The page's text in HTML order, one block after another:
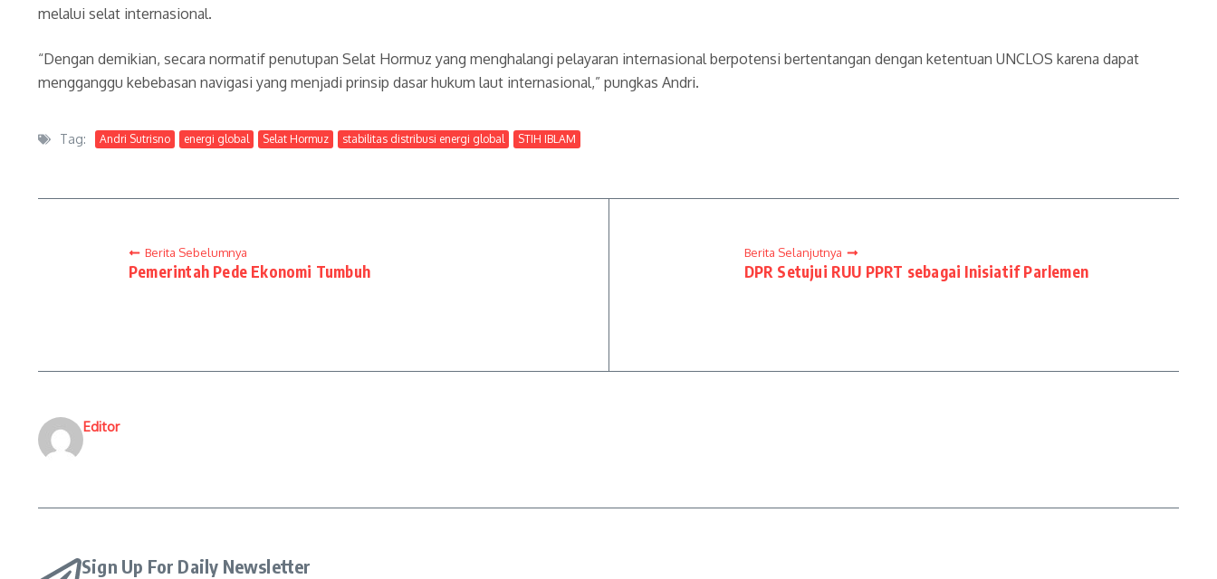
melalui selat internasional.
“Dengan demikian, secara normatif penutupan Selat Hormuz yang menghalangi pelayaran internasional berpotensi bertentangan dengan ketentuan UNCLOS karena dapat
mengganggu kebebasan navigasi yang menjadi prinsip dasar hukum laut internasional,” pungkas Andri.
Tag: Andri Sutrisno energi global Selat Hormuz stabilitas distribusi energi global STIH IBLAM
Berita Sebelumnya
Pemerintah Pede Ekonomi Tumbuh
Berita Selanjutnya
DPR Setujui RUU PPRT sebagai Inisiatif Parlemen
Editor
Sign Up For Daily Newsletter